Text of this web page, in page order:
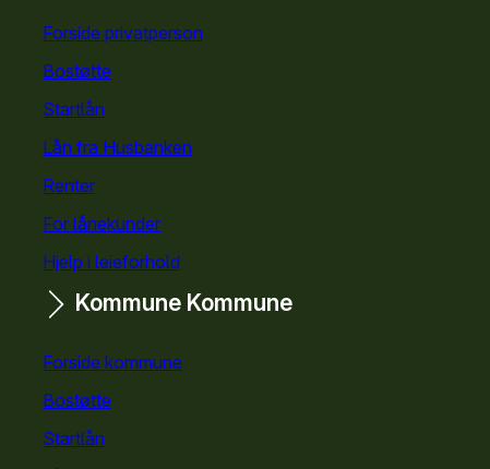
Snarveier
Forside privatperson
Bostøtte
Startlån
Lån fra Husbanken
Renter
For lånekunder
Hjelp i leieforhold
Kommune Kommune
Forside kommune
Bostøtte
Startlån